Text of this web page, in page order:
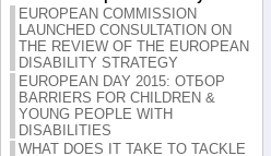
EUROPEAN COMMISSION
LAUNCHED CONSULTATION ON
THE REVIEW OF THE EUROPEAN
DISABILITY STRATEGY
EUROPEAN DAY 2015: ОТБОР
BARRIERS FOR CHILDREN &
YOUNG PEOPLE WITH
DISABILITIES
WHAT DOES IT TAKE TO TACKLE